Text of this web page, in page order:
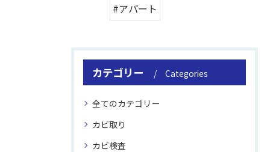
#アパート
カテゴリー Categories
全てのカテゴリー
カビ取り
カビ検査